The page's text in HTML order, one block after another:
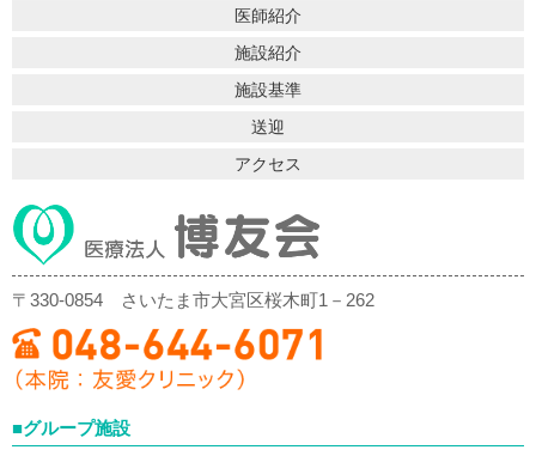
医師紹介
施設紹介
施設基準
送迎
アクセス
〒330-0854 さいたま市大宮区桜木町1－262
■グループ施設